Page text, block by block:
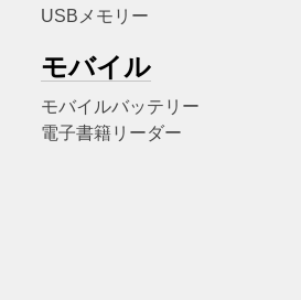
USBメモリー
モバイル
モバイルバッテリー
電子書籍リーダー